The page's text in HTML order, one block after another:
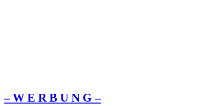
– W Ε R Β U Ν G –